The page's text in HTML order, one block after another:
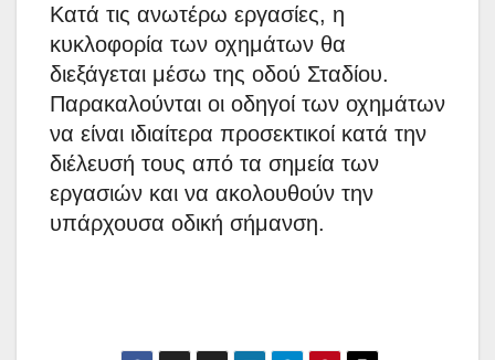
Κατά τις ανωτέρω εργασίες, η
κυκλοφορία των οχημάτων θα
διεξάγεται μέσω της οδού Σταδίου.
Παρακαλούνται οι οδηγοί των οχημάτων
να είναι ιδιαίτερα προσεκτικοί κατά την
διέλευσή τους από τα σημεία των
εργασιών και να ακολουθούν την
υπάρχουσα οδική σήμανση.